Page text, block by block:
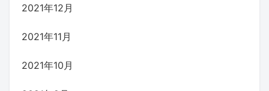
2021年12月
2021年11月
2021年10月